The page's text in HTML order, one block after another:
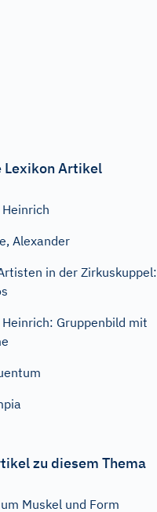
Lexikon Artikel
Heinrich
Alexander
in der Zirkuskuppel:
Heinrich: Gruppenbild mit
zu diesem Thema
Muskel und Form